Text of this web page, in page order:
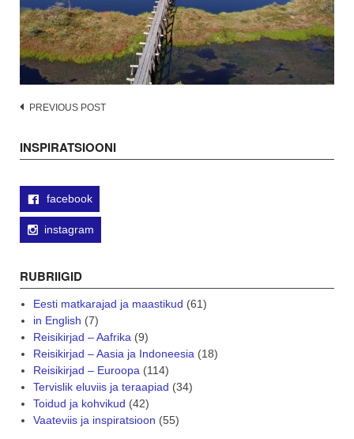
Post
PREVIOUS POST
INSPIRATSIOONI
facebook
instagram
RUBRIIGID
Eesti matkarajad ja maastikud (61)
in English (7)
Reisikirjad – Aafrika(9)
Reisikirjad – Aasia ja Indoneesia(18)
Reisikirjad – Euroopa(114)
Tervislik eluviis ja teraapiad (34)
Toidud ja kohvikud (42)
Vaateviis ja inspiratsioon (55)